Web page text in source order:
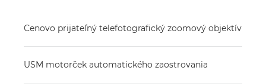
Cenovo prijateľný telefotografický zoomový objektív
USM motorček automatického zaostrovania